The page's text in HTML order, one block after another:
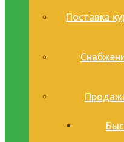
Поставка